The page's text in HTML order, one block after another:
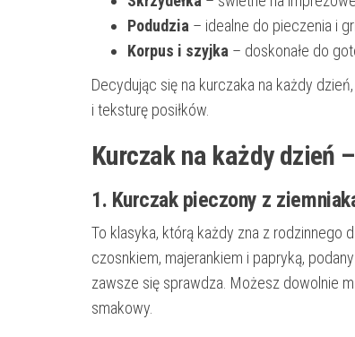
Podudzia – idealne do pieczenia i
Korpus i szyjka – doskonałe do
Decydując się na kurczaka na każdy
i teksturę posiłków.
Kurczak na każdy dzień
1. Kurczak pieczony z
To klasyka, którą każdy zna z rodzinnego
czosnkiem, majerankiem i papryką,
zawsze się sprawdza. Możesz dowolnie
smakowy.